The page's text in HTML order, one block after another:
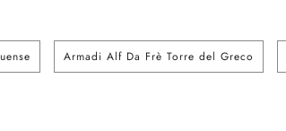
Armadi Alf Da Frè Torre del Greco